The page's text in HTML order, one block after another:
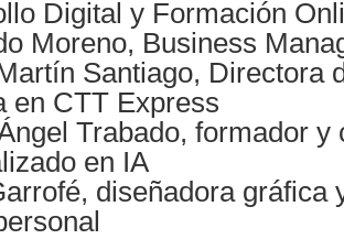
Digital y Formación
Moreno, Business
Santiago, Directora
en CTT Express
Trabado, formador y
en IA
diseñadora gráfica